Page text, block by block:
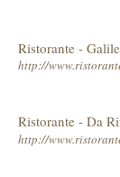
Ristorante -
http://
Ristorante - Da
http://